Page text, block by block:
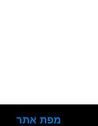
מפת אתר